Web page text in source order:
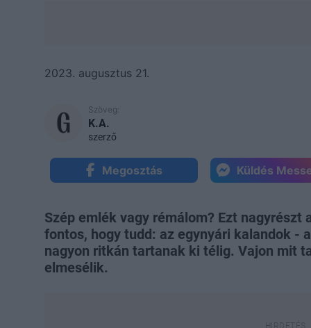
2023. augusztus 21.
Szöveg:
K.A.
szerző
Megosztás Küldés
Szép emlék vagy rémálom? Ezt nagyrészt
fontos, hogy tudd: az egynyári kalandok -
nagyon ritkán tartanak ki télig. Vajon mit
elmesélik.